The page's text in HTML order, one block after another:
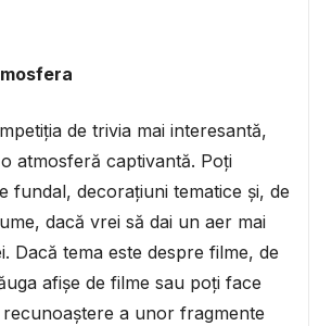
de trivia mai interesantă,
atmosferă captivantă. Poți
fundal, decorațiuni tematice și, de
dacă vrei să dai un aer mai
Dacă tema este despre filme, de
afișe de filme sau poți face
a unor fragmente